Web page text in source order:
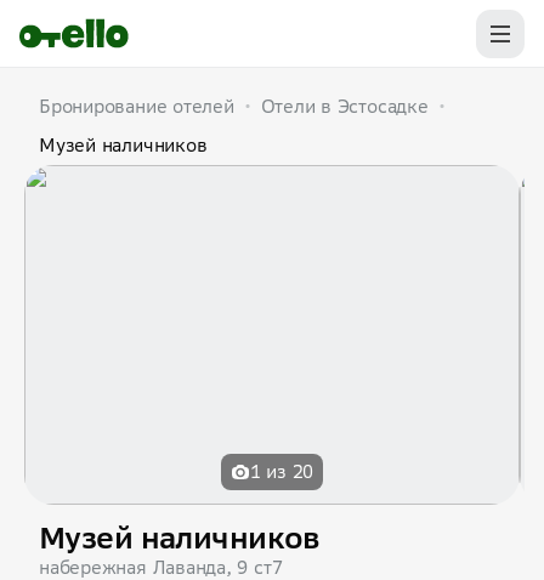
Бронирование отелей • Отели в Эстосадке •
Музей наличников
1 из 20
Музей наличников
набережная Лаванда, 9 ст7